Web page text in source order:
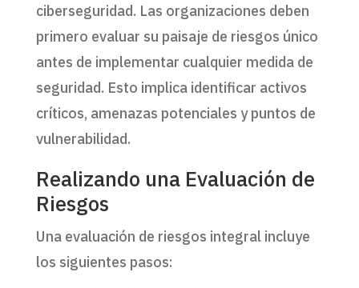
ciberseguridad. Las organizaciones deben
primero evaluar su paisaje de riesgos único
antes de implementar cualquier medida de
seguridad. Esto implica identificar activos
críticos, amenazas potenciales y puntos de
vulnerabilidad.
Realizando una Evaluación de
Riesgos
Una evaluación de riesgos integral incluye
los siguientes pasos: